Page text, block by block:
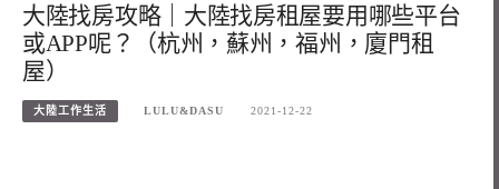
大陸找房攻略｜大陸找房租屋要用哪些平台
或APP呢？（杭州，蘇州，福州，廈門租
屋）
大陸工作生活 LULU&DASU 2021-12-22